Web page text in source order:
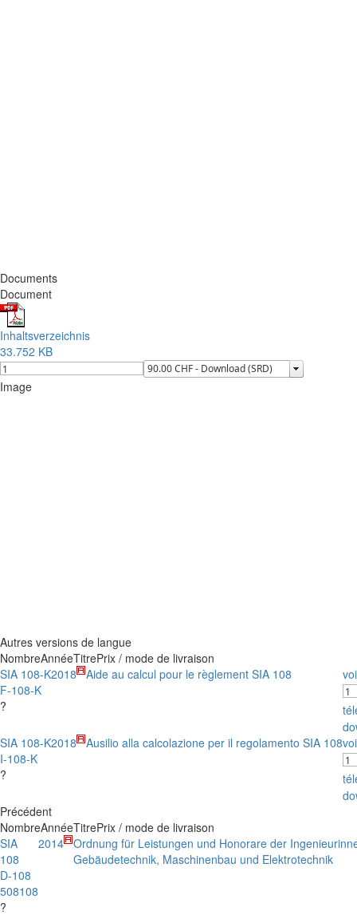
Documents
Document
Inhaltsverzeichnis
33.752 KB
Image
Autres versions de langue
NombreAnnéeTitrePrix / mode de livraison
SIA 108-K
F-108-K
?
2018 Aide au calcul pour le règlement SIA 108
SIA 108-K
I-108-K
?
2018 Ausilio alla calcolazione per il regolamento SIA 108
Précédent
NombreAnnéeTitrePrix / mode de livraison
SIA
108
D-108
508108
?
2014 Ordnung für Leistungen und Honorare der
Gebäudetechnik, Maschinenbau und Elektrotechnik